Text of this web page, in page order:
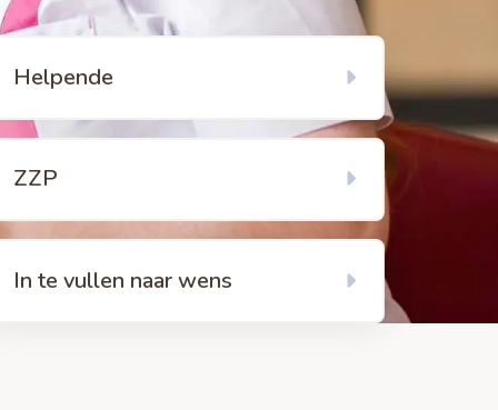
Helpende
ZZP
In te vullen naar wens